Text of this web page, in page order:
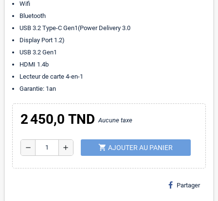
Wifi
Bluetooth
USB 3.2 Type-C Gen1(Power Delivery 3.0
Display Port 1.2)
USB 3.2 Gen1
HDMI 1.4b
Lecteur de carte 4-en-1
Garantie: 1an
2 450,0 TNDAucune taxe
remove add shopping_cart AJOUTER AU PANIER
Partager